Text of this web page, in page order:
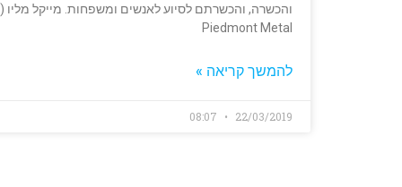
Piedmont Metal
להמשך קריאה »
22/03/2019